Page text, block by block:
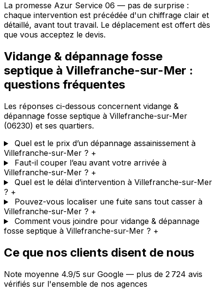
La promesse Azur Service 06 — pas de surprise :
chaque intervention est précédée d'un chiffrage clair et
détaillé, avant tout travail. Le déplacement est offert dès
que vous acceptez le devis.
Vidange & dépannage fosse
septique à Villefranche-sur-Mer :
questions fréquentes
Les réponses ci-dessous concernent vidange &
dépannage fosse septique à Villefranche-sur-Mer
(06230) et ses quartiers.
Quel est le prix d’un dépannage assainissement à
Villefranche-sur-Mer ? +
Faut-il couper l’eau avant votre arrivée à
Villefranche-sur-Mer ? +
Quel est le délai d’intervention à Villefranche-sur-Mer
? +
Pouvez-vous localiser une fuite sans tout casser à
Villefranche-sur-Mer ? +
Comment vous joindre pour vidange & dépannage
fosse septique à Villefranche-sur-Mer ? +
Ce que nos clients disent de nous
Note moyenne 4.9/5 sur Google — plus de 2 724 avis
vérifiés sur l'ensemble de nos agences